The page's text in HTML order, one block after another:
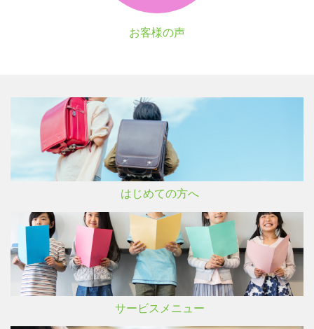
お客様の声
はじめての方へ
サービスメニュー